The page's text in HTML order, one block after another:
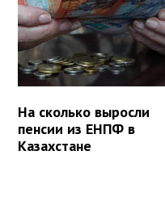
На сколько выросли
пенсии из ЕНПФ в
Казахстане